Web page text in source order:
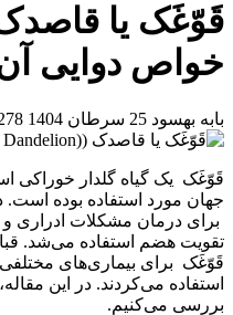
خواص دوایی
بابه بهسود 25 سرطان 1404 278
قَوّغَک یک گیاه گلدار
جهان مورد استفاده بوده
برای درمان مشکلات ادراری و
تقویت هضم استفاده می‌شد.
قَوّغَک برای بیماری‌های مختلفی
استفاده می‌کردند. در این
بررسی می‌کنیم.